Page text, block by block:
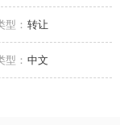
型： 转让
型： 中文